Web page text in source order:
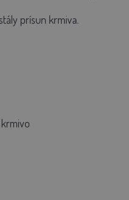
prísun krmiva.